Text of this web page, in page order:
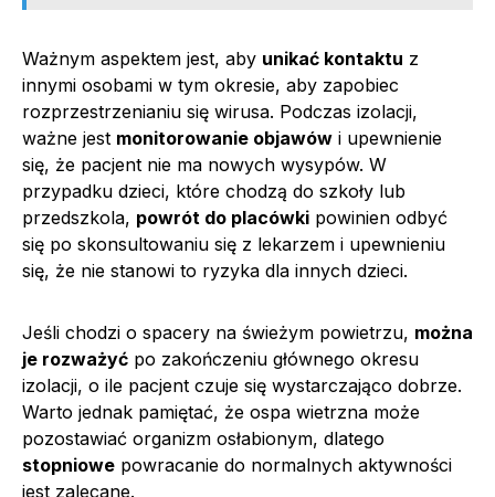
Ważnym aspektem jest, aby unikać kontaktu z
innymi osobami w tym okresie, aby zapobiec
rozprzestrzenianiu się wirusa. Podczas izolacji,
ważne jest monitorowanie objawów i upewnienie
się, że pacjent nie ma nowych wysypów. W
przypadku dzieci, które chodzą do szkoły lub
przedszkola, powrót do placówki powinien odbyć
się po skonsultowaniu się z lekarzem i upewnieniu
się, że nie stanowi to ryzyka dla innych dzieci.
Jeśli chodzi o spacery na świeżym powietrzu, można
je rozważyć po zakończeniu głównego okresu
izolacji, o ile pacjent czuje się wystarczająco dobrze.
Warto jednak pamiętać, że ospa wietrzna może
pozostawiać organizm osłabionym, dlatego
stopniowe powracanie do normalnych aktywności
jest zalecane.